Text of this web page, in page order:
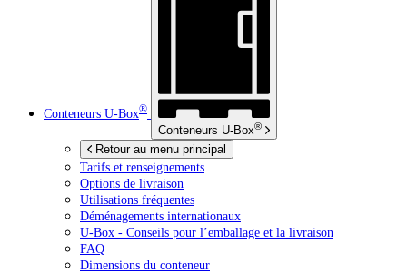
Conteneurs U-Box®
Conteneurs U-Box®
Retour au menu principal
Tarifs et renseignements
Options de livraison
Utilisations fréquentes
Déménagements internationaux
U-Box - Conseils pour l’emballage et la livraison
FAQ
Dimensions du conteneur